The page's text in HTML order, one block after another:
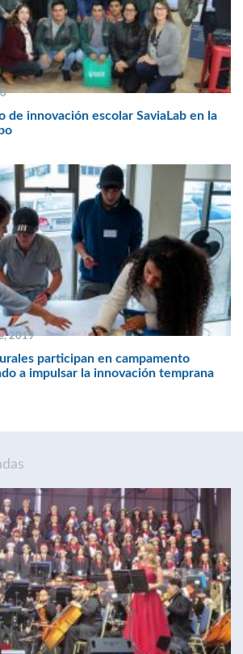
de innovación escolar SaviaLab en la
2019
participan en campamento
a impulsar la innovación temprana